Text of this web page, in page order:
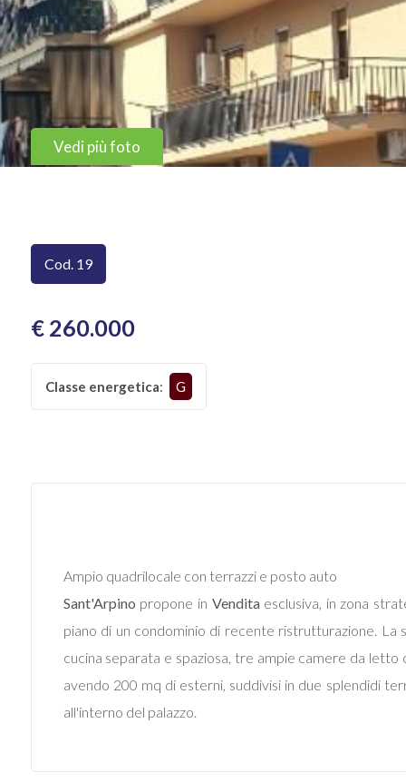
Vedi più foto
Cod. 19
€ 260.000
Classe energetica: G
Ampio quadrilocale con terrazzi e posto auto
Sant'Arpino propone in Venditaesclusiva, in zona
piano di un condominio di recente ristrutturazione.
cucina separata e spaziosa, tre ampie camere da
avendo 200 mq di esterni, suddivisi in due splendidi
all'interno del palazzo.
CONTATTI
Provincia
Comune
Tipologia
Prezzo